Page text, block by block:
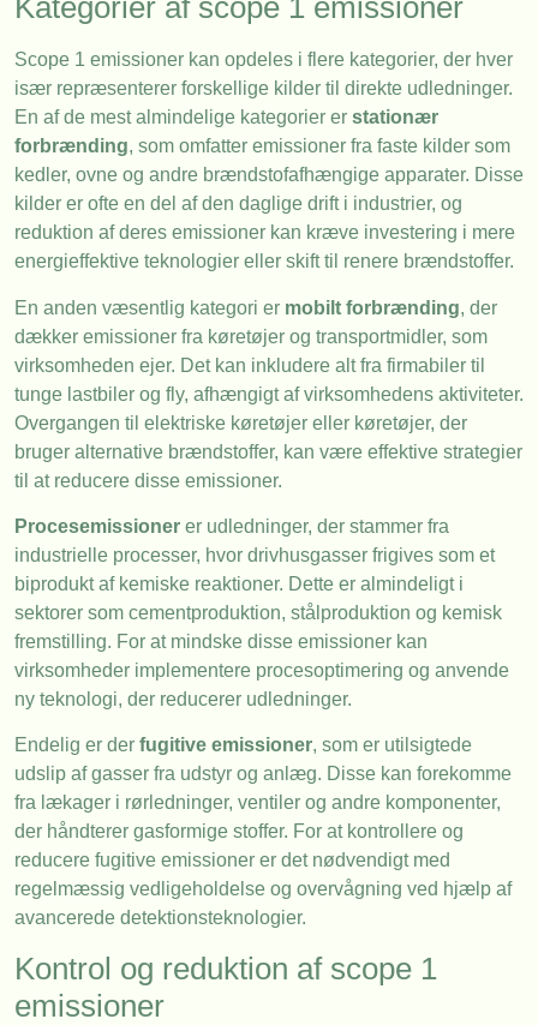
Kategorier af scope 1 emissioner
Scope 1 emissioner kan opdeles i flere kategorier, der hver
især repræsenterer forskellige kilder til direkte udledninger.
En af de mest almindelige kategorier er stationær
forbrænding, som omfatter emissioner fra faste kilder som
kedler, ovne og andre brændstofafhængige apparater. Disse
kilder er ofte en del af den daglige drift i industrier, og
reduktion af deres emissioner kan kræve investering i mere
energieffektive teknologier eller skift til renere brændstoffer.
En anden væsentlig kategori er mobilt forbrænding, der
dækker emissioner fra køretøjer og transportmidler, som
virksomheden ejer. Det kan inkludere alt fra firmabiler til
tunge lastbiler og fly, afhængigt af virksomhedens aktiviteter.
Overgangen til elektriske køretøjer eller køretøjer, der
bruger alternative brændstoffer, kan være effektive strategier
til at reducere disse emissioner.
Procesemissioner er udledninger, der stammer fra
industrielle processer, hvor drivhusgasser frigives som et
biprodukt af kemiske reaktioner. Dette er almindeligt i
sektorer som cementproduktion, stålproduktion og kemisk
fremstilling. For at mindske disse emissioner kan
virksomheder implementere procesoptimering og anvende
ny teknologi, der reducerer udledninger.
Endelig er der fugitive emissioner, som er utilsigtede
udslip af gasser fra udstyr og anlæg. Disse kan forekomme
fra lækager i rørledninger, ventiler og andre komponenter,
der håndterer gasformige stoffer. For at kontrollere og
reducere fugitive emissioner er det nødvendigt med
regelmæssig vedligeholdelse og overvågning ved hjælp af
avancerede detektionsteknologier.
Kontrol og reduktion af scope 1
emissioner